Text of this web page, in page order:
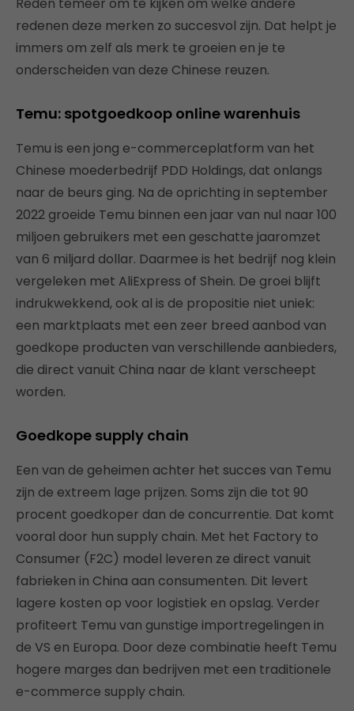
redenen deze merken zo succesvol zijn. Dat helpt je
immers om zelf als merk te groeien en je te
onderscheiden van deze Chinese reuzen.
Temu: spotgoedkoop online warenhuis
Temu is een jong e-commerceplatform van het
Chinese moederbedrijf PDD Holdings, dat onlangs
naar de beurs ging. Na de oprichting in september
2022 groeide Temu binnen een jaar van nul naar 100
miljoen gebruikers met een geschatte jaaromzet
van 6 miljard dollar. Daarmee is het bedrijf nog klein
vergeleken met AliExpress of Shein. De groei blijft
indrukwekkend, ook al is de propositie niet uniek:
een marktplaats met een zeer breed aanbod van
goedkope producten van verschillende aanbieders,
die direct vanuit China naar de klant verscheept
worden.
Goedkope supply chain
Een van de geheimen achter het succes van Temu
zijn de extreem lage prijzen. Soms zijn die tot 90
procent goedkoper dan de concurrentie. Dat komt
vooral door hun supply chain. Met het Factory to
Consumer (F2C) model leveren ze direct vanuit
fabrieken in China aan consumenten. Dit levert
lagere kosten op voor logistiek en opslag. Verder
profiteert Temu van gunstige importregelingen in
de VS en Europa. Door deze combinatie heeft Temu
hogere marges dan bedrijven met een traditionele
e-commerce supply chain.